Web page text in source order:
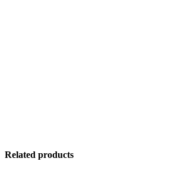
Related products